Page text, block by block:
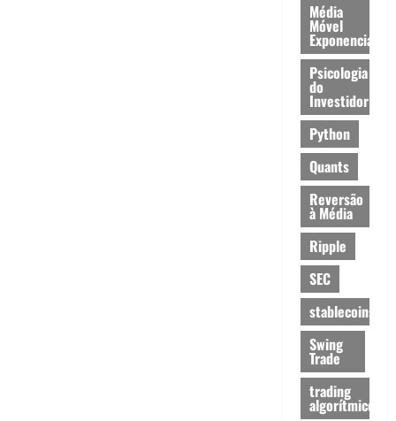
Média
Móvel
Exponencial
Psicologia
do
Investidor
Python
Quants
Reversão
à Média
Ripple
SEC
stablecoins
Swing
Trade
trading
algorítmico